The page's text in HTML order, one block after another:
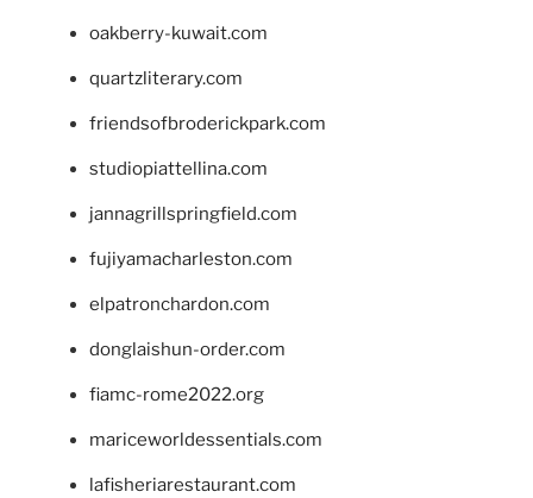
oakberry-kuwait.com
quartzliterary.com
friendsofbroderickpark.com
studiopiattellina.com
jannagrillspringfield.com
fujiyamacharleston.com
elpatronchardon.com
donglaishun-order.com
fiamc-rome2022.org
mariceworldessentials.com
lafisheriarestaurant.com